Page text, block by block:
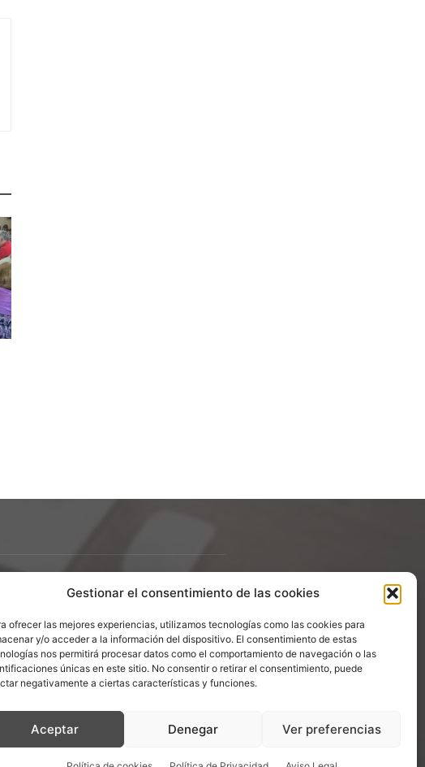
Gestionar el consentimiento de las cookies
ofrecer las mejores experiencias, utilizamos tecnologías como las cookies para
y/o acceder a la información del dispositivo. El consentimiento de estas
nos permitirá procesar datos como el comportamiento de navegación o las
únicas en este sitio. No consentir o retirar el consentimiento, puede
negativamente a ciertas características y funciones.
Aceptar Denegar Ver preferencias